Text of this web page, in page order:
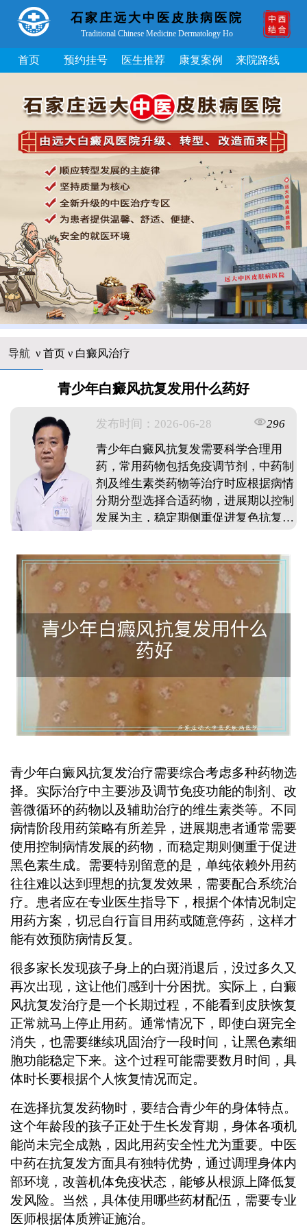
石家庄远大中医皮肤病医院
Traditional Chinese Medicine Dermatology Ho
首页 预约挂号 医生推荐 康复案例 来院路线
导航 ν 首页ν 白癜风治疗
青少年白癜风抗复发用什么药好
发布时间：2026-06-28
296
青少年白癜风抗复发需要科学合理用
药，常用药物包括免疫调节剂，中药制
剂及维生素类药物等治疗时应根据病情
分期分型选择合适药物，进展期以控制
发展为主，稳定期侧重促进复色抗复发
也需维持用药一段时间同时配合日常护
理，避免诱发因素具体用药方案需经专
业医生评估后制定，不建议自行购药使
用通过系统治疗和定期复查，可有效降
低复发几率。 ...
青少年白癜风抗复发治疗需要综合考虑多种药物选
择。实际治疗中主要涉及调节免疫功能的制剂、改
善微循环的药物以及辅助治疗的维生素类等。不同
病情阶段用药策略有所差异，进展期患者通常需要
使用控制病情发展的药物，而稳定期则侧重于促进
黑色素生成。需要特别留意的是，单纯依赖外用药
往往难以达到理想的抗复发效果，需要配合系统治
疗。患者应在专业医生指导下，根据个体情况制定
用药方案，切忌自行盲目用药或随意停药，这样才
能有效预防病情反复。
很多家长发现孩子身上的白斑消退后，没过多久又
再次出现，这让他们感到十分困扰。实际上，白癜
风抗复发治疗是一个长期过程，不能看到皮肤恢复
正常就马上停止用药。通常情况下，即使白斑完全
消失，也需要继续巩固治疗一段时间，让黑色素细
胞功能稳定下来。这个过程可能需要数月时间，具
体时长要根据个人恢复情况而定。
在选择抗复发药物时，要结合青少年的身体特点。
这个年龄段的孩子正处于生长发育期，身体各项机
能尚未完全成熟，因此用药安全性尤为重要。中医
中药在抗复发方面具有独特优势，通过调理身体内
部环境，改善机体免疫状态，能够从根源上降低复
发风险。当然，具体使用哪些药材配伍，需要专业
医师根据体质辨证施治。